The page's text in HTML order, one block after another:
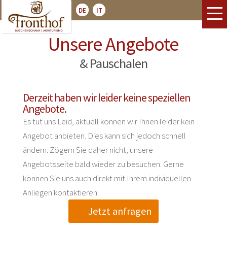
DE IT
Unsere Angebote
& Pauschalen
Derzeit haben wir leider keine speziellen
Angebote.
Es tut uns Leid, aktuell können wir Ihnen leider kein
Angebot anbieten. Dies kann sich jedoch schnell
ändern. Zögern Sie daher nicht, unsere
Angebotsseite bald wieder zu besuchen. Gerne
können Sie uns auch direkt mit Ihrem individuellen
Anliegen kontaktieren.
Jetzt anfragen